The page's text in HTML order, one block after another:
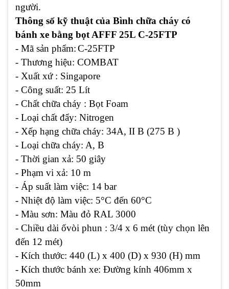
người.
Thông số kỹ thuật của Bình chữa cháy có
bánh xe bằng bọt AFFF 25L C-25FTP
- Mã sản phẩm:C-25FTP
- Thương hiệu: COMBAT
- Xuất xứ : Singapore
- Công suất: 25 Lít
- Chất chữa cháy : Bọt Foam
- Loại chất đẩy: Nitrogen
- Xếp hạng chữa cháy: 34A, II B (275 B )
- Loại chữa cháy: A, B
- Thời gian xả: 50 giây
- Phạm vi xả: 10 m
- Áp suất làm việc: 14 bar
- Nhiệt độ làm việc: 5°C đến 60°C
- Màu sơn: Màu đỏ RAL 3000
- Chiều dài ốvòi phun : 3/4 x 6 mét (tùy chọn lên
đến 12 mét)
- Kích thước: 440 (L) x 400 (D) x 930 (H) mm
- Kích thước bánh xe: Đường kính 406mm x
50mm